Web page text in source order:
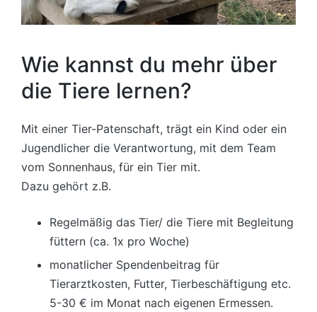
Wie kannst du mehr über
die Tiere lernen?
Mit einer Tier-Patenschaft, trägt ein Kind oder ein
Jugendlicher die Verantwortung, mit dem Team
vom Sonnenhaus, für ein Tier mit.
Dazu gehört z.B.
Regelmäßig das Tier/ die Tiere mit Begleitung
füttern (ca. 1x pro Woche)
monatlicher Spendenbeitrag für
Tierarztkosten, Futter, Tierbeschäftigung etc.
5-30 € im Monat nach eigenen Ermessen.